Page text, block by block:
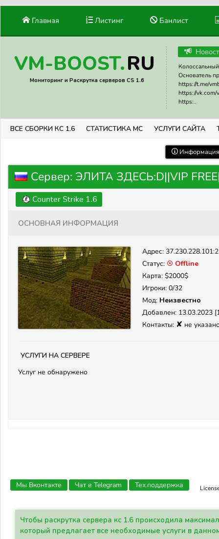
Главная Листинг Банлист
VM-BOOST.RU
Мониторинг и Раскрутка серверов CS 1.6
Основатель
https://t.me/
https://vk.com/
https:..
ВСЕ СБОРКИ КС 1.6 СТАТИСТИКА МС УСЛУГИ САЙТА
Сервер: ЭЛИТА ЗДЕСЬ:D||VIP
Counter Strike 1.6
Основная информация
Адрес:
Статус: ☉ Offline
Карта: $2000$
Игроки: 0/32
Мод: Неизвестно
Добавлен: 13.03.2023
Контакты: ✘ не
Услуги на сервере
Услуг не обнаружено
Мы Вконтакте Чат в Telegram Тех.поддержка
Чтобы раскрутка сервера кс 1.6 происходила
который предлагает все необходимые услуги в